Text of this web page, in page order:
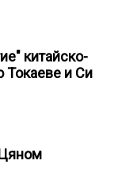
китайско-
Токаеве и Си